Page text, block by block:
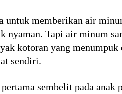
untuk memberikan air
nyaman. Tapi air minum
kotoran yang
sendiri.
sembelit pada anak